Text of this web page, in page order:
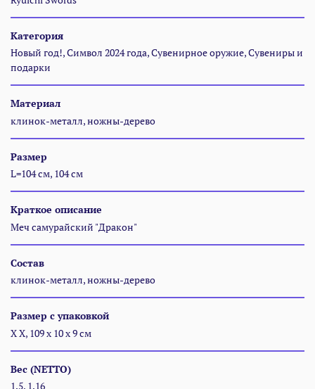
Категория
Новый год!, Символ 2024 года, Сувенирное оружие, Сувениры и
подарки
Материал
клинок-металл, ножны-дерево
Размер
L=104 см, 104 см
Краткое описание
Меч самурайский "Дракон"
Состав
клинок-металл, ножны-дерево
Размер с упаковкой
Х Х, 109 х 10 х 9 см
Вес (NETTO)
1.5, 1.16